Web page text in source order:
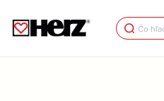
Search
for: